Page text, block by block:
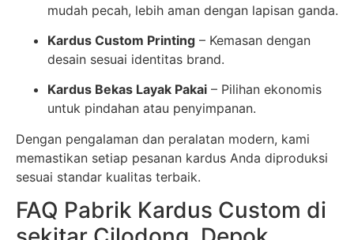
mudah pecah, lebih aman dengan lapisan ganda.
Kardus Custom Printing – Kemasan dengan
desain sesuai identitas brand.
Kardus Bekas Layak Pakai – Pilihan ekonomis
untuk pindahan atau penyimpanan.
Dengan pengalaman dan peralatan modern, kami
memastikan setiap pesanan kardus Anda diproduksi
sesuai standar kualitas terbaik.
FAQ Pabrik Kardus Custom di